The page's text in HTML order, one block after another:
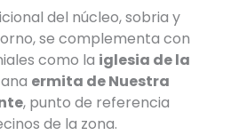
del núcleo, sobria y
se complementa con
como la iglesia de la
ermita de Nuestra
, punto de referencia
de la zona.